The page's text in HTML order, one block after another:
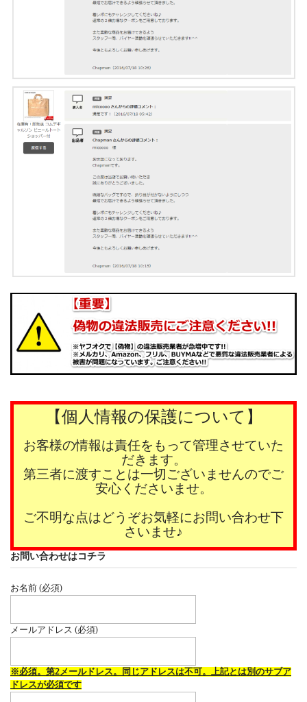
【個人情報の保護について】
お客様の情報は責任をもって管理させていた
だきます。
第三者に渡すことは一切ございませんのでご
安心くださいませ。
ご不明な点はどうぞお気軽にお問い合わせ下
さいませ♪
お問い合わせはコチラ
お名前 (必須)
メールアドレス (必須)
※必須。第2メールドレス。同じアドレスは不可。上記とは別のサブア
ドレスが必須です